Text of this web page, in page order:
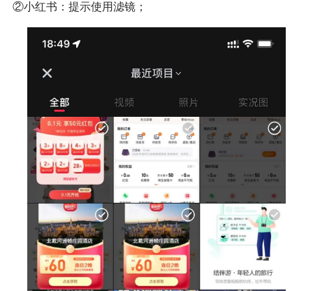
②小红书：提示使用滤镜；